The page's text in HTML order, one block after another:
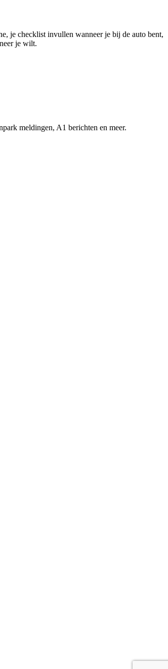
je checklist invullen wanneer je bij de auto bent,
je wilt.
meldingen, A1 berichten en meer.